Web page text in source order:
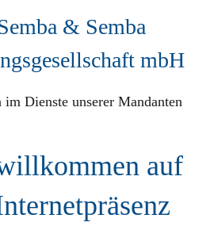
& Semba
mbH
im Dienste unserer Mandanten
auf